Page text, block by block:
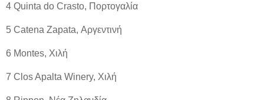
4 Quinta do Crasto, Πορτογαλία
5 Catena Zapata, Αργεντινή
6 Montes, Χιλή
7 Clos Apalta Winery, Χιλή